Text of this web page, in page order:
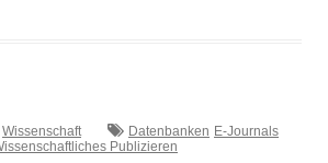
Ihre
Wissenschaft Datenbanken E-Journals
Publizieren